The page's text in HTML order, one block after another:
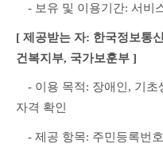
- 보유 및 이용기간: 서비
[ 제공받는 자: 한국정보통
건복지부, 국가보훈부 ]
- 이용 목적: 장애인, 기초
자격 확인
- 제공 항목: 주민등록번